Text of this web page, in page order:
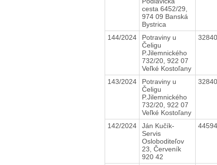
cesta 6452/29,
974 09 Banská
Bystrica
144/2024
Potraviny u
Čeligu
P.Jilemnického
732/20, 922 07
Veľké Kostoľany
143/2024
Potraviny u
Čeligu
P.Jilemnického
732/20, 922 07
Veľké Kostoľany
142/2024
Ján Kučík-
Servis
Osloboditeľov
23, Červeník
920 42